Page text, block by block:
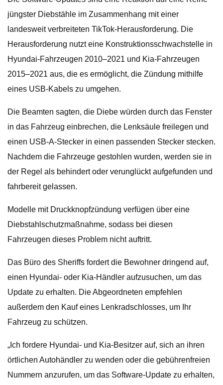
jüngster Diebstähle im Zusammenhang mit einer
landesweit verbreiteten TikTok-Herausforderung. Die
Herausforderung nutzt eine Konstruktionsschwachstelle in
Hyundai-Fahrzeugen 2010–2021 und Kia-Fahrzeugen
2015–2021 aus, die es ermöglicht, die Zündung mithilfe
eines USB-Kabels zu umgehen.
Die Beamten sagten, die Diebe würden durch das Fenster
in das Fahrzeug einbrechen, die Lenksäule freilegen und
einen USB-A-Stecker in einen passenden Stecker stecken.
Nachdem die Fahrzeuge gestohlen wurden, werden sie in
der Regel als behindert oder verunglückt aufgefunden und
fahrbereit gelassen.
Modelle mit Druckknopfzündung verfügen über eine
Diebstahlschutzmaßnahme, sodass bei diesen
Fahrzeugen dieses Problem nicht auftritt.
Das Büro des Sheriffs fordert die Bewohner dringend auf,
einen Hyundai- oder Kia-Händler aufzusuchen, um das
Update zu erhalten. Die Abgeordneten empfehlen
außerdem den Kauf eines Lenkradschlosses, um Ihr
Fahrzeug zu schützen.
„Ich fordere Hyundai- und Kia-Besitzer auf, sich an ihren
örtlichen Autohändler zu wenden oder die gebührenfreien
Nummern anzurufen, um das Software-Update zu erhalten,